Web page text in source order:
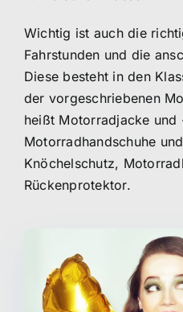
Wichtig ist auch die
Fahrstunden und die
Diese besteht in den
der vorgeschriebenen
heißt Motorradjacke und
Motorradhandschuhe
Knöchelschutz,
Rückenprotektor.